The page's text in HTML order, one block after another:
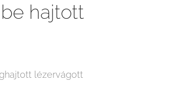
hajtott
lézervágott